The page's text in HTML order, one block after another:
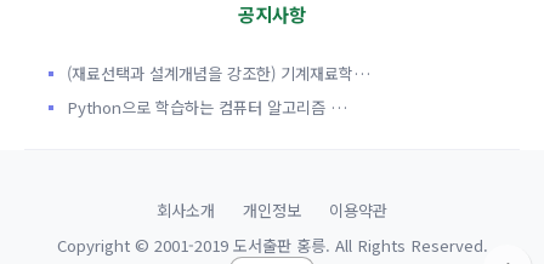
공지사항
(재료선택과 설계개념을 강조한) 기계재료학…
Python으로 학습하는 컴퓨터 알고리즘 …
회사소개 개인정보
이용약관
Copyright © 2001-2019 도서출판 홍릉. All Rights Reserved.